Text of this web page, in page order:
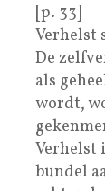
[p. 33]
Verhelst
De
als
wordt,
Verhelst
bundel